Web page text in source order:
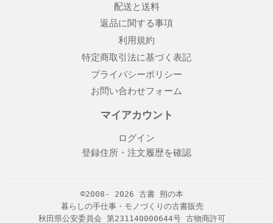
配送と送料
返品に関する事項
利用規約
特定商取引法に基づく表記
プライバシーポリシー
お問い合わせフォーム
マイアカウント
ログイン
登録住所・注文履歴を確認
©2008- 2026 古書 朔の本
暮らしの手仕事・モノづくりの古書販売
秋田県公安委員会 第231140000644号 古物商許可